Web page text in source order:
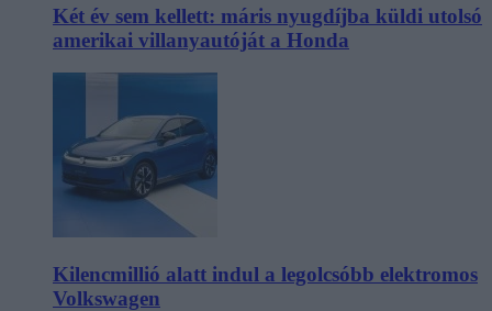
Két év sem kellett: máris nyugdíjba küldi utolsó
amerikai villanyautóját a Honda
Kilencmillió alatt indul a legolcsóbb elektromos
Volkswagen